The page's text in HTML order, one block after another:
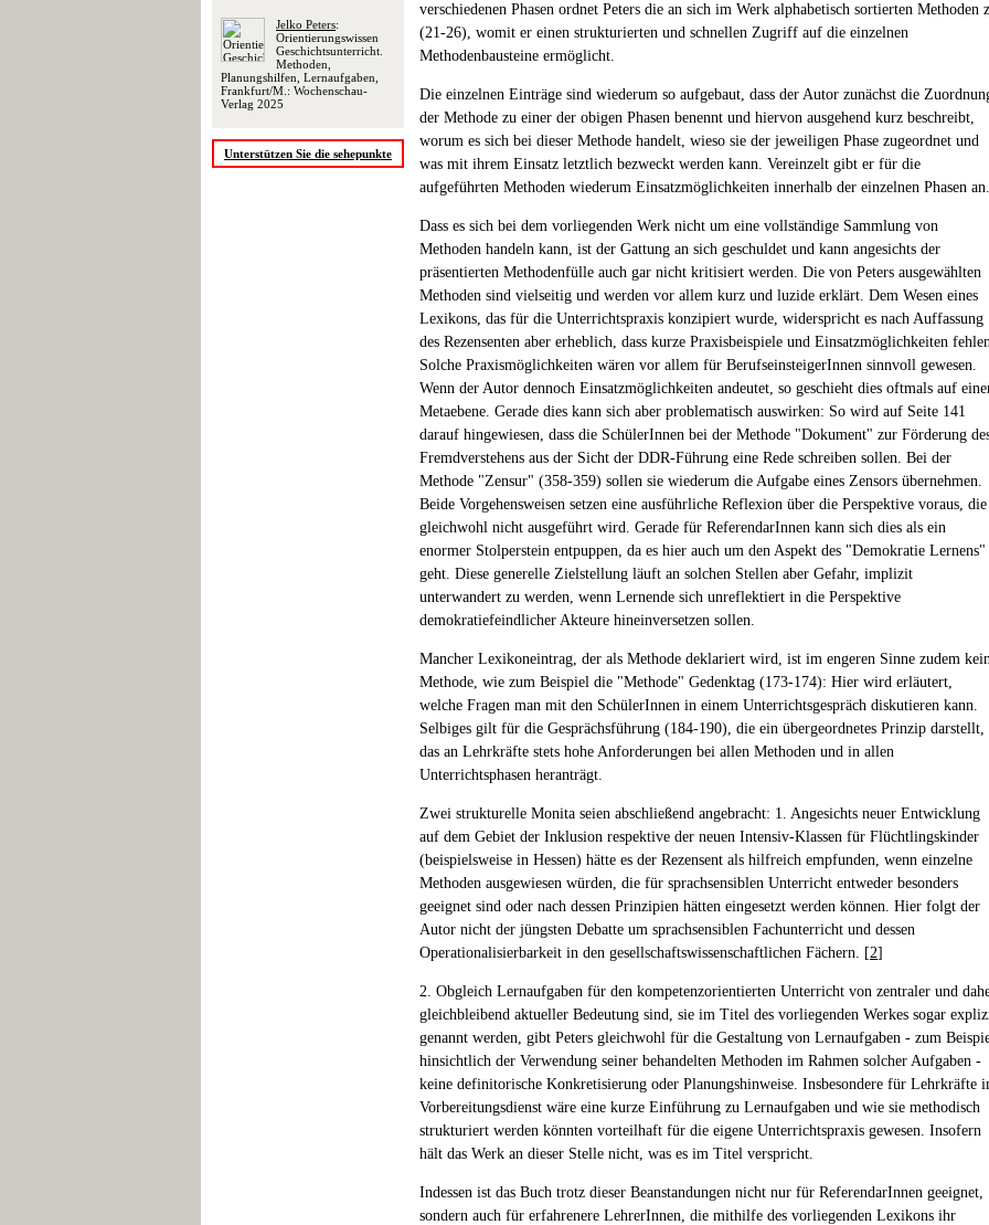
Jelko Peters:
Orientierungswissen
Geschichtsunterricht.
Methoden,
Planungshilfen, Lernaufgaben,
Frankfurt/M.: Wochenschau-
Verlag 2025
Unterstützen Sie die sehepunkte
verschiedenen Phasen ordnet Peters die an sich im Werk alphabetisch sortierten Methoden
(21-26), womit er einen strukturierten und schnellen Zugriff auf die einzelnen
Methodenbausteine ermöglicht.
Die einzelnen Einträge sind wiederum so aufgebaut, dass der Autor zunächst die
der Methode zu einer der obigen Phasen benennt und hiervon ausgehend kurz beschreibt,
worum es sich bei dieser Methode handelt, wieso sie der jeweiligen Phase zugeordnet und
was mit ihrem Einsatz letztlich bezweckt werden kann. Vereinzelt gibt er für die
aufgeführten Methoden wiederum Einsatzmöglichkeiten innerhalb der einzelnen Phasen an.
Dass es sich bei dem vorliegenden Werk nicht um eine vollständige Sammlung von
Methoden handeln kann, ist der Gattung an sich geschuldet und kann angesichts der
präsentierten Methodenfülle auch gar nicht kritisiert werden. Die von Peters ausgewählten
Methoden sind vielseitig und werden vor allem kurz und luzide erklärt. Dem Wesen eines
Lexikons, das für die Unterrichtspraxis konzipiert wurde, widerspricht es nach Auffassung
des Rezensenten aber erheblich, dass kurze Praxisbeispiele und Einsatzmöglichkeiten
Solche Praxismöglichkeiten wären vor allem für BerufseinsteigerInnen sinnvoll gewesen.
Wenn der Autor dennoch Einsatzmöglichkeiten andeutet, so geschieht dies oftmals auf
Metaebene. Gerade dies kann sich aber problematisch auswirken: So wird auf Seite 141
darauf hingewiesen, dass die SchülerInnen bei der Methode "Dokument" zur Förderung
Fremdverstehens aus der Sicht der DDR-Führung eine Rede schreiben sollen. Bei der
Methode "Zensur" (358-359) sollen sie wiederum die Aufgabe eines Zensors übernehmen.
Beide Vorgehensweisen setzen eine ausführliche Reflexion über die Perspektive voraus, die
gleichwohl nicht ausgeführt wird. Gerade für ReferendarInnen kann sich dies als ein
enormer Stolperstein entpuppen, da es hier auch um den Aspekt des "Demokratie Lernens"
geht. Diese generelle Zielstellung läuft an solchen Stellen aber Gefahr, implizit
unterwandert zu werden, wenn Lernende sich unreflektiert in die Perspektive
demokratiefeindlicher Akteure hineinversetzen sollen.
Mancher Lexikoneintrag, der als Methode deklariert wird, ist im engeren Sinne zudem
Methode, wie zum Beispiel die "Methode" Gedenktag (173-174): Hier wird erläutert,
welche Fragen man mit den SchülerInnen in einem Unterrichtsgespräch diskutieren kann.
Selbiges gilt für die Gesprächsführung (184-190), die ein übergeordnetes Prinzip darstellt,
das an Lehrkräfte stets hohe Anforderungen bei allen Methoden und in allen
Unterrichtsphasen heranträgt.
Zwei strukturelle Monita seien abschließend angebracht: 1. Angesichts neuer Entwicklung
auf dem Gebiet der Inklusion respektive der neuen Intensiv-Klassen für Flüchtlingskinder
(beispielsweise in Hessen) hätte es der Rezensent als hilfreich empfunden, wenn einzelne
Methoden ausgewiesen würden, die für sprachsensiblen Unterricht entweder besonders
geeignet sind oder nach dessen Prinzipien hätten eingesetzt werden können. Hier folgt der
Autor nicht der jüngsten Debatte um sprachsensiblen Fachunterricht und dessen
Operationalisierbarkeit in den gesellschaftswissenschaftlichen Fächern. [2]
2. Obgleich Lernaufgaben für den kompetenzorientierten Unterricht von zentraler und
gleichbleibend aktueller Bedeutung sind, sie im Titel des vorliegenden Werkes sogar
genannt werden, gibt Peters gleichwohl für die Gestaltung von Lernaufgaben - zum
hinsichtlich der Verwendung seiner behandelten Methoden im Rahmen solcher Aufgaben -
keine definitorische Konkretisierung oder Planungshinweise. Insbesondere für Lehrkräfte
Vorbereitungsdienst wäre eine kurze Einführung zu Lernaufgaben und wie sie methodisch
strukturiert werden könnten vorteilhaft für die eigene Unterrichtspraxis gewesen. Insofern
hält das Werk an dieser Stelle nicht, was es im Titel verspricht.
Indessen ist das Buch trotz dieser Beanstandungen nicht nur für ReferendarInnen geeignet,
sondern auch für erfahrenere LehrerInnen, die mithilfe des vorliegenden Lexikons ihr